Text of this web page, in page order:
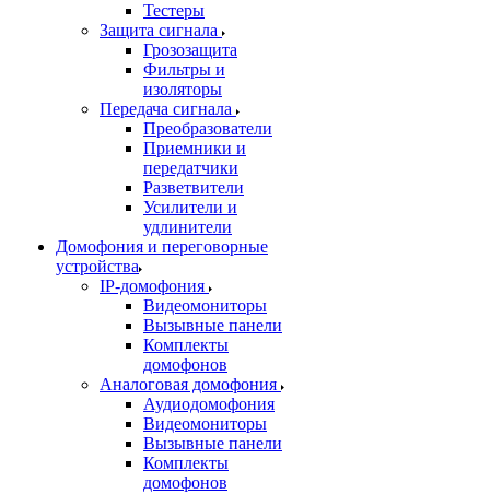
Тестеры
Защита сигнала
Грозозащита
Фильтры и
изоляторы
Передача сигнала
Преобразователи
Приемники и
передатчики
Разветвители
Усилители и
удлинители
Домофония и переговорные
устройства
IP-домофония
Видеомониторы
Вызывные панели
Комплекты
домофонов
Аналоговая домофония
Аудиодомофония
Видеомониторы
Вызывные панели
Комплекты
домофонов